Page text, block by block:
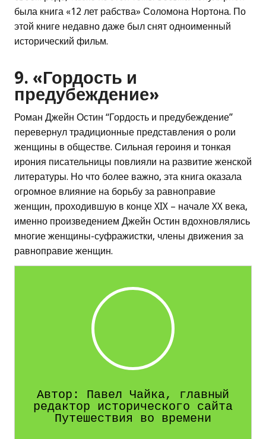
была книга «12 лет рабства» Соломона Нортона. По
этой книге недавно даже был снят одноименный
исторический фильм.
9. «Гордость и
предубеждение»
Роман Джейн Остин “Гордость и предубеждение”
перевернул традиционные представления о роли
женщины в обществе. Сильная героиня и тонкая
ирония писательницы повлияли на развитие женской
литературы. Но что более важно, эта книга оказала
огромное влияние на борьбу за равноправие
женщин, проходившую в конце XIX – начале XX века,
именно произведением Джейн Остин вдохновлялись
многие женщины-суфражистки, члены движения за
равноправие женщин.
Автор: Павел Чайка, главный
редактор исторического сайта
Путешествия во времени